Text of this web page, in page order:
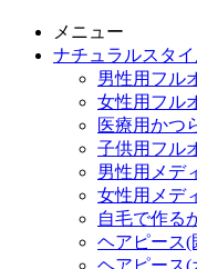
メニュー
ナチュラルスタ
男性用フル
女性用フル
医療用かつ
子供用フル
男性用メデ
女性用メデ
自毛で作る
ヘアピース(
ヘアピース(